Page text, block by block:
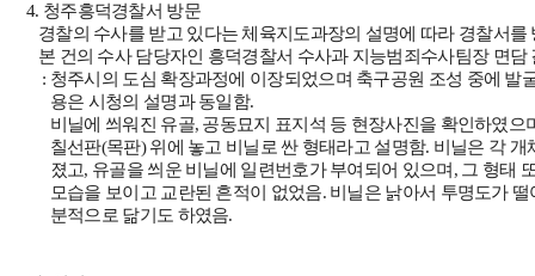
4. 청주흥덕경찰서 방문
경찰의 수사를 받고 있다는 체육지도과장의 설명에 따라 경찰서를
본 건의 수사 담당자인 흥덕경찰서 수사과 지능범죄수사팀장 면담
: 청주시의 도심 확장과정에 이장되었으며 축구공원 조성 중에 발
용은 시청의 설명과 동일함.
비닐에 씌워진 유골, 공동묘지 표지석 등 현장사진을 확인하였으
칠선판(목판)위에 놓고 비닐로 싼 형태라고 설명함. 비닐은 각 개
졌고, 유골을 씌운 비닐에 일련번호가 부여되어 있으며 , 그 형태
모습을 보이고 교란된 흔적이 없었음. 비닐은 낡아서 투명도가 떨
분적으로 닮기도 하였음.